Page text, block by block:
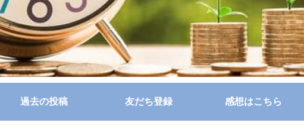
過去の投稿 友だち登録 感想はこちら